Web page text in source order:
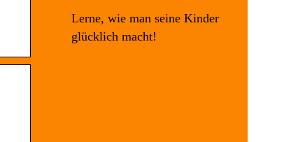
Lerne, wie man seine Kinder
glücklich macht!